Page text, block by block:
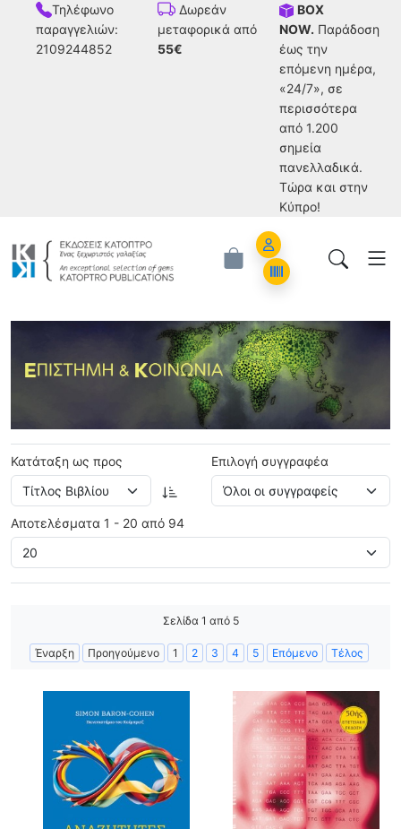
Τηλέφωνο
παραγγελιών:
2109244852
Δωρεάν
μεταφορικά από
55€
BOX
NOW. Παράδοση
έως την
επόμενη ημέρα,
«24/7», σε
περισσότερα
από 1.200
σημεία
πανελλαδικά.
Tώρα και στην
Κύπρο!
Account
Orders
Επιστήμη και Κοινωνία
Κατάταξη ως προς Επιλογή συγγραφέα
Αποτελέσματα 1 - 20 από 94
Σελίδα 1 από 5
Έναρξη Προηγούμενο 1 2 3 4 5 Επόμενο Τέλος